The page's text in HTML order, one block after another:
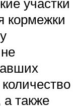
кормежки
также